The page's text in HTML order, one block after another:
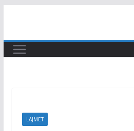
content
LAJMET